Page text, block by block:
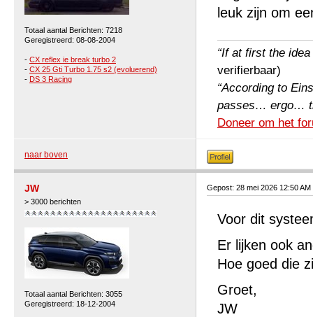
Totaal aantal Berichten: 7218
Geregistreerd: 08-08-2004
- CX reflex ie break turbo 2
- CX 25 Gti Turbo 1.75 s2 (evoluerend)
- DS 3 Racing
leuk zijn om
“If at first the
verifierbaar)
“According to
passes… ergo…
Doneer om het
naar boven
JW
> 3000 berichten
Totaal aantal Berichten: 3055
Geregistreerd: 18-12-2004
Gepost: 28 mei 2026 12:50 AM
Voor dit
Er lijken ook
Hoe goed die
Groet,
JW